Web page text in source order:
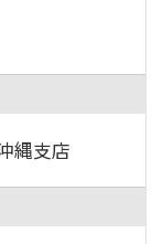
縄支店